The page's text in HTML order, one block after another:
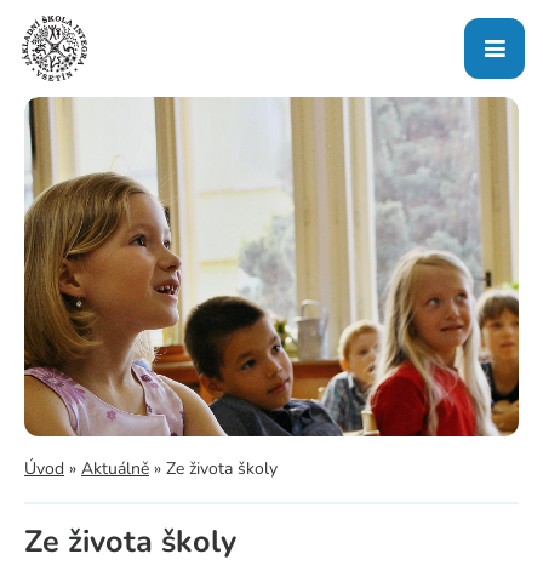
Úvod » Aktuálně » Ze života školy
Ze života školy